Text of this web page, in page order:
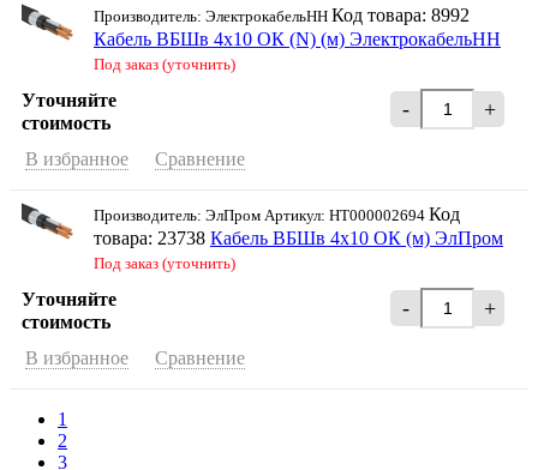
Производитель: ЭлектрокабельНН Код товара: 8992
Кабель ВБШв 4х10 ОК (N) (м) ЭлектрокабельНН
Под заказ (уточнить)
Уточняйте
стоимость
- +
В избранное Сравнение
Производитель: ЭлПром Артикул: НТ000002694 Код
товара: 23738 Кабель ВБШв 4х10 ОК (м) ЭлПром
Под заказ (уточнить)
Уточняйте
стоимость
- +
В избранное Сравнение
1
2
3